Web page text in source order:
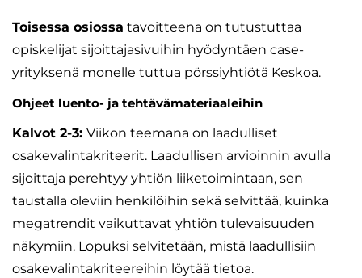
Toisessa osiossa tavoitteena on tutustuttaa
opiskelijat sijoittajasivuihin hyödyntäen case-
yrityksenä monelle tuttua pörssiyhtiötä Keskoa.
Ohjeet luento- ja tehtävämateriaaleihin
Kalvot 2-3: Viikon teemana on laadulliset
osakevalintakriteerit. Laadullisen arvioinnin avulla
sijoittaja perehtyy yhtiön liiketoimintaan, sen
taustalla oleviin henkilöihin sekä selvittää, kuinka
megatrendit vaikuttavat yhtiön tulevaisuuden
näkymiin. Lopuksi selvitetään, mistä laadullisiin
osakevalintakriteereihin löytää tietoa.